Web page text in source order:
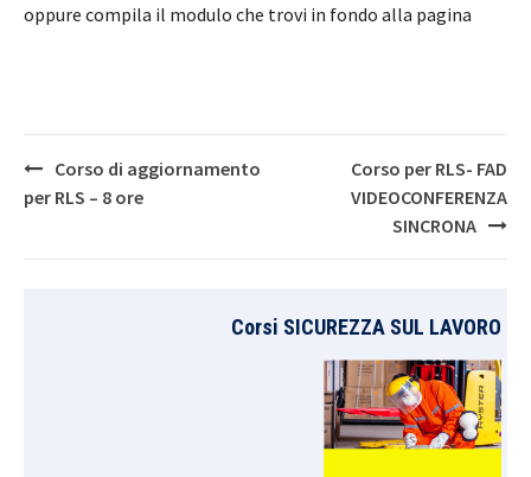
oppure compila il modulo che trovi in fondo alla pagina
Post
navigation
Corso di aggiornamento
per RLS – 8 ore
Corso per RLS- FAD
VIDEOCONFERENZA
SINCRONA
Corsi SICUREZZA SUL LAVORO